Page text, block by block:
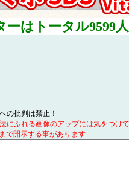
はトータル9599
の批判は禁止！
にふれる画像のアップには気をつけ
で開示する事があります